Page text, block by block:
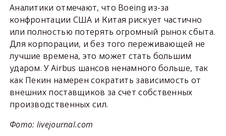
Аналитики отмечают, что Boeing из-за
конфронтации США и Китая рискует частично
или полностью потерять огромный рынок сбыта.
Для корпорации, и без того переживающей не
лучшие времена, это может стать большим
ударом. У Airbus шансов ненамного больше, так
как Пекин намерен сократить зависимость от
внешних поставщиков за счет собственных
производственных сил.
Фото: livejournal.com